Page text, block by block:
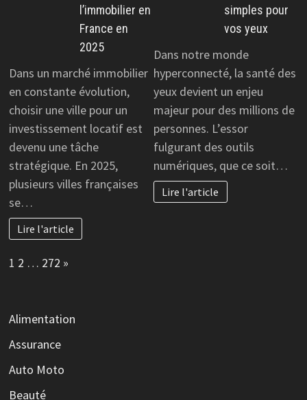
l’immobilier en
France en
2025
Dans un marché immobilier
en constante évolution,
choisir une ville pour un
investissement locatif est
devenu une tâche
stratégique. En 2025,
plusieurs villes françaises
se…
Lire l'article
simples pour
vos yeux
Dans notre monde
hyperconnecté, la santé des
yeux devient un enjeu
majeur pour des millions de
personnes. L’essor
fulgurant des outils
numériques, que ce soit…
Lire l'article
Page:
1 2 … 272 Next
»
Alimentation
Assurance
Auto Moto
Beauté